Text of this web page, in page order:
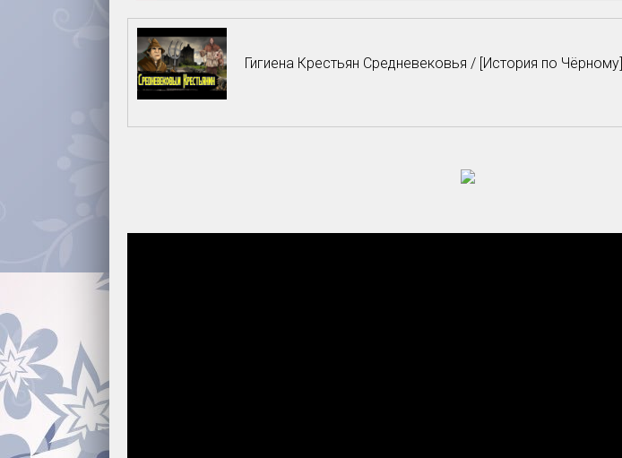
Гигиена Крестьян Средневековья / [История по Чёрному]